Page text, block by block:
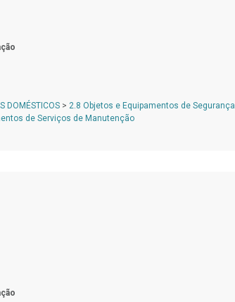
DOMÉSTICOS > 2.8 Objetos e Equipamentos de Segurança
de Serviços de Manutenção